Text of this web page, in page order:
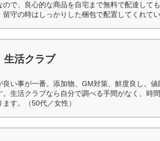
ので、良心的な商品を自宅まで無料で配達して
留守の時はしっかりした梱包で配置してくれて
生活クラブ
良い事が一番。添加物、GM対策、鮮度良し。
。生活クラブなら自分で調べる手間がなく、時
ます。（50代／女性）